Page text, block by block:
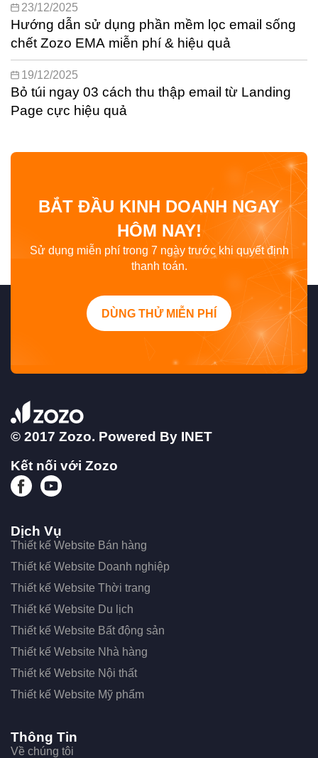
23/12/2025
Hướng dẫn sử dụng phần mềm lọc email sống
chết Zozo EMA miễn phí & hiệu quả
19/12/2025
Bỏ túi ngay 03 cách thu thập email từ Landing
Page cực hiệu quả
BẮT ĐẦU KINH DOANH NGAY
HÔM NAY!
Sử dụng miễn phí trong 7 ngày trước khi quyết định
thanh toán.
DÙNG THỬ MIỄN PHÍ
© 2017 Zozo. Powered By INET
Kết nối với Zozo
Dịch Vụ
Thiết kế Website Bán hàng
Thiết kế Website Doanh nghiệp
Thiết kế Website Thời trang
Thiết kế Website Du lịch
Thiết kế Website Bất động sản
Thiết kế Website Nhà hàng
Thiết kế Website Nội thất
Thiết kế Website Mỹ phẩm
Thông Tin
Về chúng tôi